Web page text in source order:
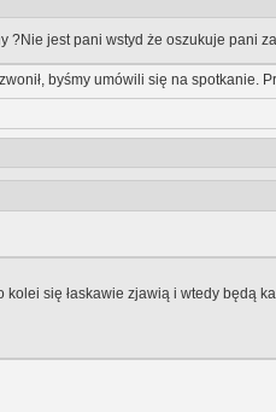
jest pani wstyd że oszukuje pani
byśmy umówili się na spotkanie.
się łaskawie zjawią i wtedy będą